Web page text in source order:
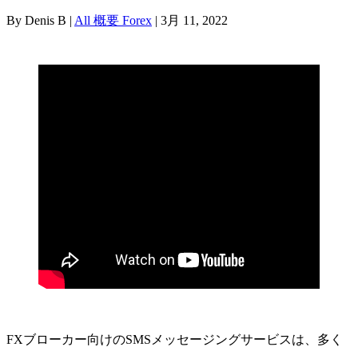
By Denis B | All 概要 Forex | 3月 11, 2022
FXブローカー向けのSMSメッセージングサービスは、多く